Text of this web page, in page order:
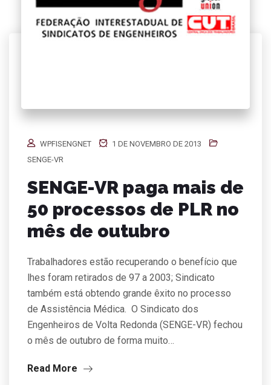
WPFISENGNET
1 DE NOVEMBRO DE 2013
SENGE-VR
SENGE-VR paga mais de
50 processos de PLR no
mês de outubro
Trabalhadores estão recuperando o benefício que
lhes foram retirados de 97 a 2003; Sindicato
também está obtendo grande êxito no processo
de Assistência Médica. O Sindicato dos
Engenheiros de Volta Redonda (SENGE-VR) fechou
o mês de outubro de forma muito…
Read More